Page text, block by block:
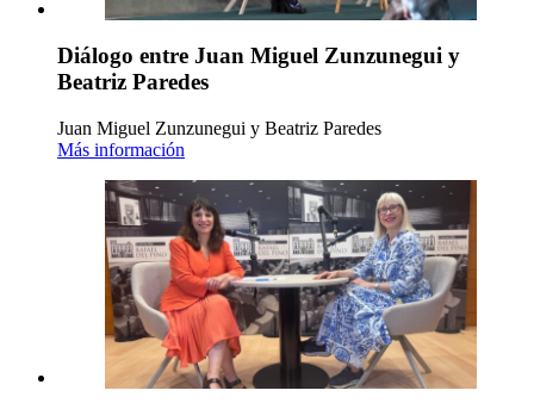
Diálogo entre Juan Miguel Zunzunegui y
Beatriz Paredes
Juan Miguel Zunzunegui y Beatriz Paredes
Más información